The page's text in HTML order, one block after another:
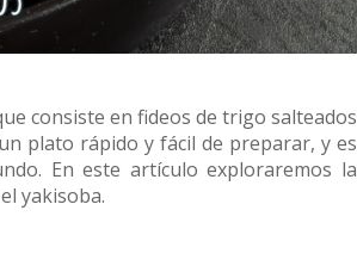
consiste en fideos de trigo salteados
plato rápido y fácil de preparar, y es
En este artículo exploraremos la
yakisoba.